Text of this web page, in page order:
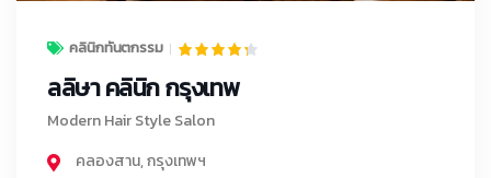
คลินิกทันตกรรม
ลลิษา คลินิก กรุงเทพ
Modern Hair Style Salon
คลองสาน,กรุงเทพฯ